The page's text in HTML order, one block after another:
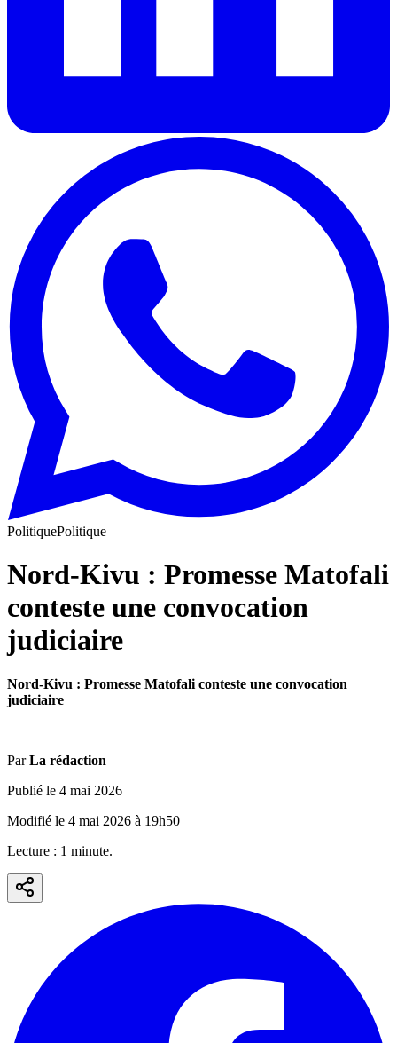
PolitiquePolitique
Nord-Kivu : Promesse Matofali
conteste une convocation
judiciaire
Nord-Kivu : Promesse Matofali conteste une convocation
judiciaire
Par La rédaction
Publié le 4 mai 2026
Modifié le 4 mai 2026 à 19h50
Lecture : 1 minute.